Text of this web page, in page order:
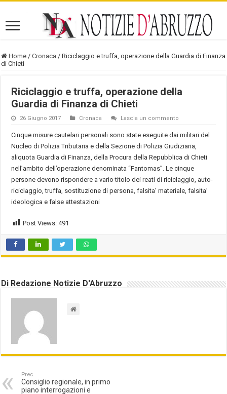
Home / Cronaca / Riciclaggio e truffa, operazione della Guardia di Finanza
di Chieti
Riciclaggio e truffa, operazione della
Guardia di Finanza di Chieti
26 Giugno 2017 Cronaca Lascia un commento
Cinque misure cautelari personali sono state eseguite dai militari del
Nucleo di Polizia Tributaria e della Sezione di Polizia Giudiziaria,
aliquota Guardia di Finanza, della Procura della Repubblica di Chieti
nell’ambito dell’operazione denominata “Fantomas”. Le cinque
persone devono rispondere a vario titolo dei reati di riciclaggio, auto-
riciclaggio, truffa, sostituzione di persona, falsita’ materiale, falsita’
ideologica e false attestazioni
Post Views: 491
Di Redazione Notizie D'Abruzzo
Prec.
Consiglio regionale, in primo
piano interrogazioni e